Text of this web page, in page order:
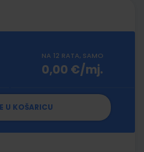
NA 12 RATA, SAMO
0,00 €/mj.
U KOŠARICU